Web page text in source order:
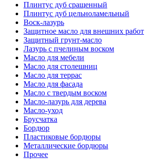
Плинтус дуб сращенный
Плинтус дуб цельноламельный
Воск-лазурь
Защитное масло для внешних работ
Защитный грунт-масло
Лазурь с пчелиным воском
Масло для мебели
Масло для столешниц
Масло для террас
Масло для фасада
Масло с твердым воском
Масло-лазурь для дерева
Масло-уход
Брусчатка
Бордюр
Пластиковые бордюры
Металлические бордюры
Прочее